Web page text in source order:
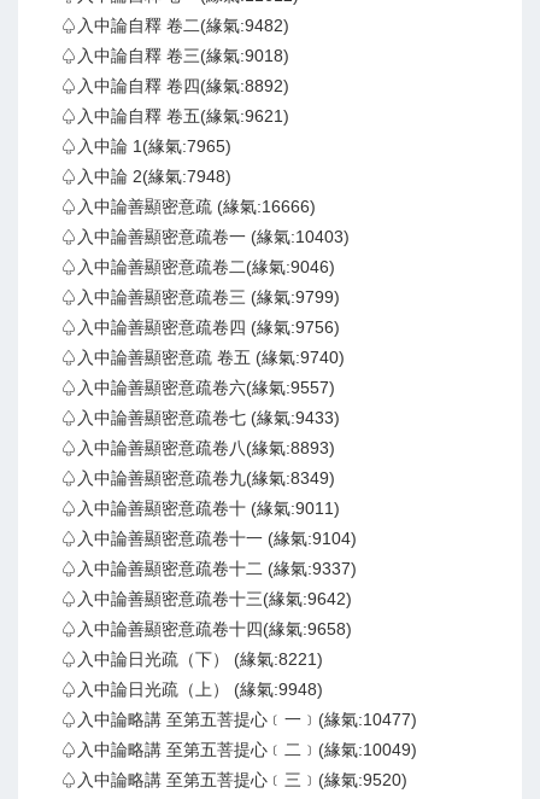
♤入中論自釋 卷二(緣氣:9482)
♤入中論自釋 卷三(緣氣:9018)
♤入中論自釋 卷四(緣氣:8892)
♤入中論自釋 卷五(緣氣:9621)
♤入中論 1(緣氣:7965)
♤入中論 2(緣氣:7948)
♤入中論善顯密意疏 (緣氣:16666)
♤入中論善顯密意疏卷一 (緣氣:10403)
♤入中論善顯密意疏卷二(緣氣:9046)
♤入中論善顯密意疏卷三 (緣氣:9799)
♤入中論善顯密意疏卷四 (緣氣:9756)
♤入中論善顯密意疏 卷五 (緣氣:9740)
♤入中論善顯密意疏卷六(緣氣:9557)
♤入中論善顯密意疏卷七 (緣氣:9433)
♤入中論善顯密意疏卷八(緣氣:8893)
♤入中論善顯密意疏卷九(緣氣:8349)
♤入中論善顯密意疏卷十 (緣氣:9011)
♤入中論善顯密意疏卷十一 (緣氣:9104)
♤入中論善顯密意疏卷十二 (緣氣:9337)
♤入中論善顯密意疏卷十三(緣氣:9642)
♤入中論善顯密意疏卷十四(緣氣:9658)
♤入中論日光疏（下） (緣氣:8221)
♤入中論日光疏（上） (緣氣:9948)
♤入中論略講 至第五菩提心﹝一﹞(緣氣:10477)
♤入中論略講 至第五菩提心﹝二﹞(緣氣:10049)
♤入中論略講 至第五菩提心﹝三﹞(緣氣:9520)